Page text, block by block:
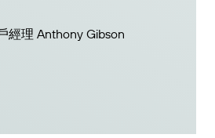
經理 Anthony Gibson